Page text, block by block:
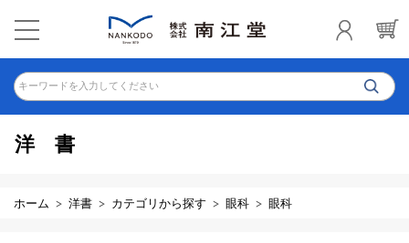
キーワードを入力してください
洋書
ホーム 洋書 カテゴリから探す 眼科 眼科